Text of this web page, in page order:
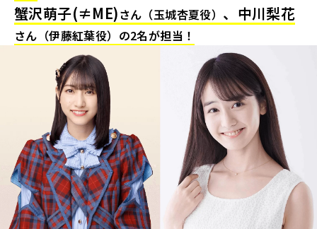
蟹沢萌子(≠ME)さん（玉城杏夏役） 、 中川梨花
さん（伊藤紅葉役）の2名が担当！